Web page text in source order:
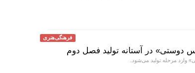
فرهنگی‌هنری
دوستی» در آستانه تولید فصل دوم
وارد مرحله تولید می‌شود.